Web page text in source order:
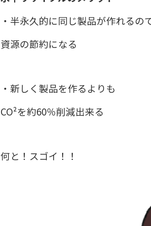
・半永久的に同じ製品が作れるの
資源の節約になる
・新しく製品を作るよりも
CO²を約60％削減出来る
何と！スゴイ！！